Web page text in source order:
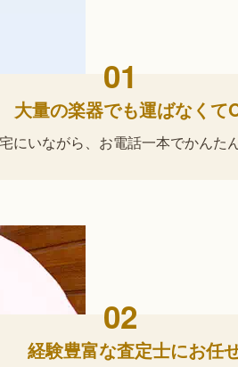
01
大量の楽器でも運ばなくて
にいながら、 お電話一本でかんた
02
経験豊富な査定士にお任